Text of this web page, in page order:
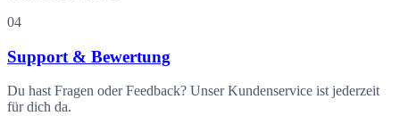
04
Support & Bewertung
Du hast Fragen oder Feedback? Unser Kundenservice ist jederzeit
für dich da.